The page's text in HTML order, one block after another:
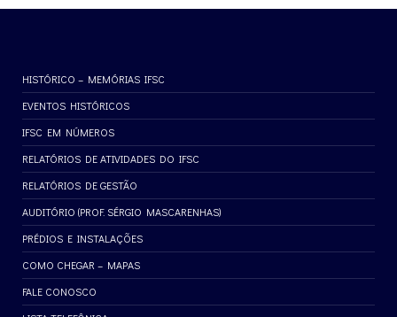
HISTÓRICO – MEMÓRIAS IFSC
EVENTOS HISTÓRICOS
IFSC EM NÚMEROS
RELATÓRIOS DE ATIVIDADES DO IFSC
RELATÓRIOS DE GESTÃO
AUDITÓRIO (PROF. SÉRGIO MASCARENHAS)
PRÉDIOS E INSTALAÇÕES
COMO CHEGAR – MAPAS
FALE CONOSCO